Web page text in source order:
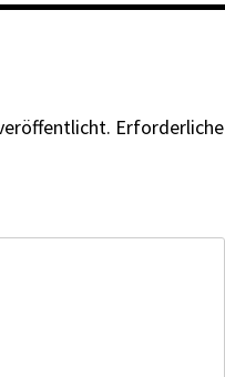
Erforderliche